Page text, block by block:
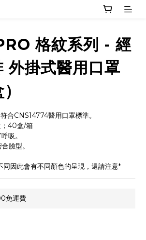
格紋系列 - 經
外掛式醫用口罩
合CNS14774醫用口罩標準。
40盒/箱
吸。
臉型。
同因此會有不同顏色的呈現，還請注意*
免運費